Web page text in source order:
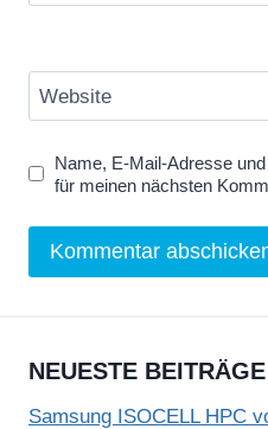
Website
Name, E-Mail-Adresse
für meinen nächsten
NEUESTE BEITRÄGE
Samsung ISOCELL HPC